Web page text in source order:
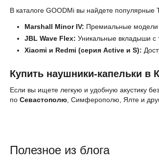
В каталоге GOODMi вы найдете
Marshall Minor IV: Премиальные модели
JBL Wave Flex: Уникальные вкладыши с
Xiaomi и Redmi (серия Active и S):
Купить наушники-капельки в
Если вы ищете легкую и удобную акустику
по Севастополю , Симферополю, Ялте и
Полезное из блога